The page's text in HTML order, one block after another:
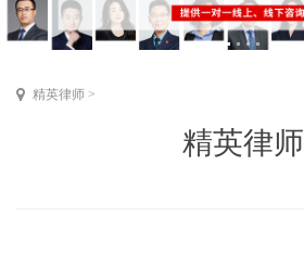
精英律师 >
精英律师